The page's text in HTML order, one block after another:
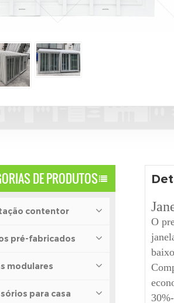
DE PRODUTOS
contentor
pré-fabricados
modulares
para casa
O